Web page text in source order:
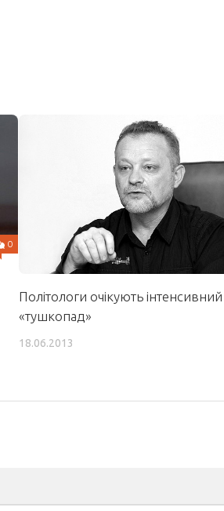
0
Політологи очікують інтенсивний
«тушкопад»
18.06.2013